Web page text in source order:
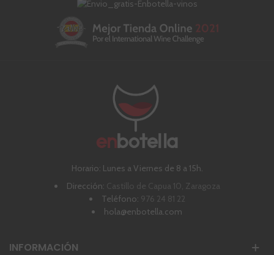
Horario: Lunes a Viernes de 8 a 15h.
Dirección: Castillo de Capua 10, Zaragoza
Teléfono: 976 24 81 22
hola@enbotella.com
INFORMACIÓN